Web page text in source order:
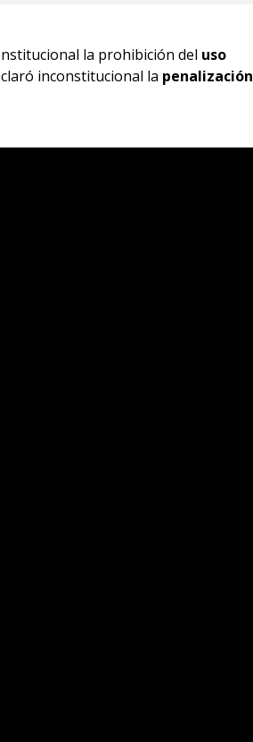
la prohibición del uso
inconstitucional la penalización